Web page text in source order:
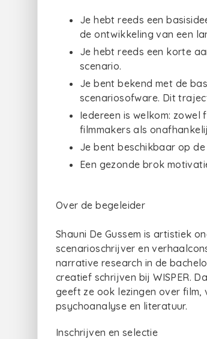
Je hebt reeds een
de ontwikkeling van een
Je hebt reeds een korte
scenario.
Je bent bekend met de
scenariosofware. Dit
Iedereen is welkom:
filmmakers als
Je bent beschikbaar op
Een gezonde brok
Over de begeleider
Shauni De Gussem is artistiek
scenarioschrijver en
narrative research in de
creatief schrijven bij WISPER.
geeft ze ook lezingen over film,
psychoanalyse en literatuur.
Inschrijven en selectie